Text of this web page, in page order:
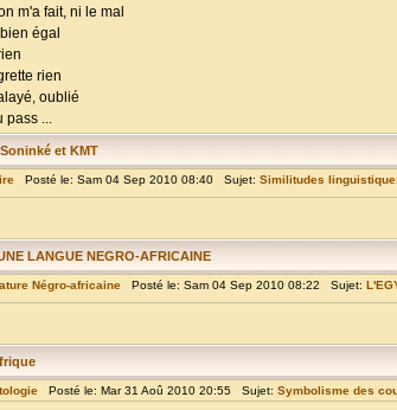
m'a fait, ni le mal
égal
rien
oublié
pass ...
et KMT
Posté le: Sam 04 Sep 2010 08:40 Sujet: Similitudes
LANGUE NEGRO-AFRICAINE
Négro-africaine Posté le: Sam 04 Sep 2010 08:22 Sujet:
Posté le: Mar 31 Aoû 2010 20:55 Sujet: Symbolisme des